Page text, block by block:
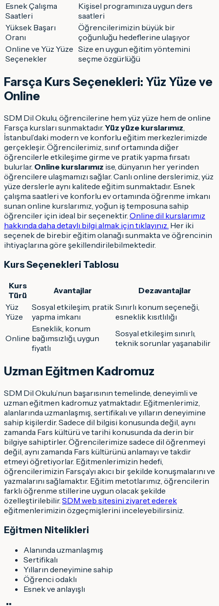
Esnek Çalışma
Saatleri
Kişisel programınıza uygun ders
saatleri
Yüksek Başarı
Oranı
Öğrencilerimizin büyük bir
çoğunluğu hedeflerine ulaşıyor
Online ve Yüz Yüze
Seçenekler
Size en uygun eğitim yöntemini
seçme özgürlüğü
Farsça Kurs Seçenekleri: Yüz Yüze ve
Online
SDM Dil Okulu, öğrencilerine hem yüz yüze hem de online
Farsça kursları sunmaktadır. Yüz yüze kurslarımız
İstanbul’daki modern ve konforlu eğitim merkezlerimizde
gerçekleşir. Öğrencilerimiz, sınıf ortamında diğer
öğrencilerle etkileşime girme ve pratik yapma fırsatı
bulurlar. Online kurslarımız ise, dünyanın her yerinden
öğrencilere ulaşmamızı sağlar. Canlı online derslerimiz, yüz
yüze derslerle aynı kalitede eğitim sunmaktadır. Esnek
çalışma saatleri ve konforlu ev ortamında öğrenme imkanı
sunan online kurslarımız, yoğun iş temposuna sahip
öğrenciler için ideal bir seçenektir. Online dil kurslarımız
hakkında daha detaylı bilgi almak için tıklayınız. Her iki
seçenek de birebir eğitim olanağı sunmakta ve öğrencinin
ihtiyaçlarına göre şekillendirilebilmektedir.
Kurs Seçenekleri Tablosu
Kurs
Türü
Avantajlar
Dezavantajlar
Yüz
Yüze
Sosyal etkileşim, pratik
yapma imkanı
Sınırlı konum seçeneği,
esneklik kısıtlılığı
Online
Esneklik, konum
bağımsızlığı, uygun
fiyatlı
Sosyal etkileşim sınırlı,
teknik sorunlar yaşanabilir
Uzman Eğitmen Kadromuz
SDM Dil Okulu’nun başarısının temelinde, deneyimli ve
uzman eğitmen kadromuz yatmaktadır. Eğitmenlerimiz,
alanlarında uzmanlaşmış, sertifikalı ve yılların deneyimine
sahip kişilerdir. Sadece dil bilgisi konusunda değil, aynı
zamanda Fars kültürü ve tarihi konusunda da derin bir
bilgiye sahiptirler. Öğrencilerimize sadece dil öğrenmeyi
değil, aynı zamanda Fars kültürünü anlamayı ve takdir
etmeyi öğretiyorlar. Eğitmenlerimizin hedefi,
öğrencilerimizin Farsça’yı akıcı bir şekilde konuşmalarını ve
yazmalarını sağlamaktır. Eğitim metotlarımız, öğrencilerin
farklı öğrenme stillerine uygun olacak şekilde
özelleştirilebilir. SDM web sitesini ziyaret ederek
eğitmenlerimizin özgeçmişlerini inceleyebilirsiniz.
Eğitmen Nitelikleri
Alanında uzmanlaşmış
Sertifikalı
Yılların deneyimine sahip
Öğrenci odaklı
Esnek ve anlayışlı